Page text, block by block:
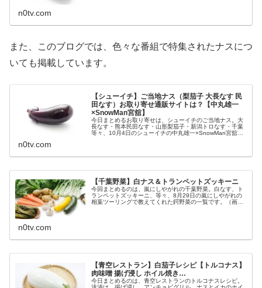
n0tv.com
また、このブログでは、色々な番組で特集されたナスにつ
いても掲載しています。
【シューイチ】ご当地ナス（梨茄子 大長なす 民
田なす）お取り寄せ通販サイトは？【中丸雄一
×SnowMan宮舘】
今日まとめるお取り寄せは、シューイチのご当地ナス。大
長なす・熊本民田なす・山形梨茄子・新潟トロなす・千葉
等々、10月4日のシューイチの中丸雄一×SnowMan宮舘の
n0tv.com
【千葉野菜】白ナス＆トランペットズッキーニ
今回まとめるのは、嵐にしやがれの千葉野菜。白なす、ト
ランペットズッキーニ、等々、8月29日の嵐にしやがれの
相葉ツーリングで教えてくれた鍔野菜の一覧です。（画像
n0tv.com
【青空レストラン】白茄子レシピ【トルコナス】
肉味噌 揚げ浸し ホイル焼き…
今日まとめるのは、青空レストランのトルコナスレシピ。